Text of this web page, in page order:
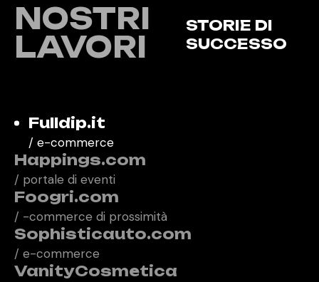
NOSTRI
LAVORI
STORIE DI
SUCCESSO
Fulldip.it
/ e-commerce
Happings.com
/ portale di eventi
Foogri.com
/ -commerce di prossimità
Sophisticauto.com
/ e-commerce
VanityCosmetica